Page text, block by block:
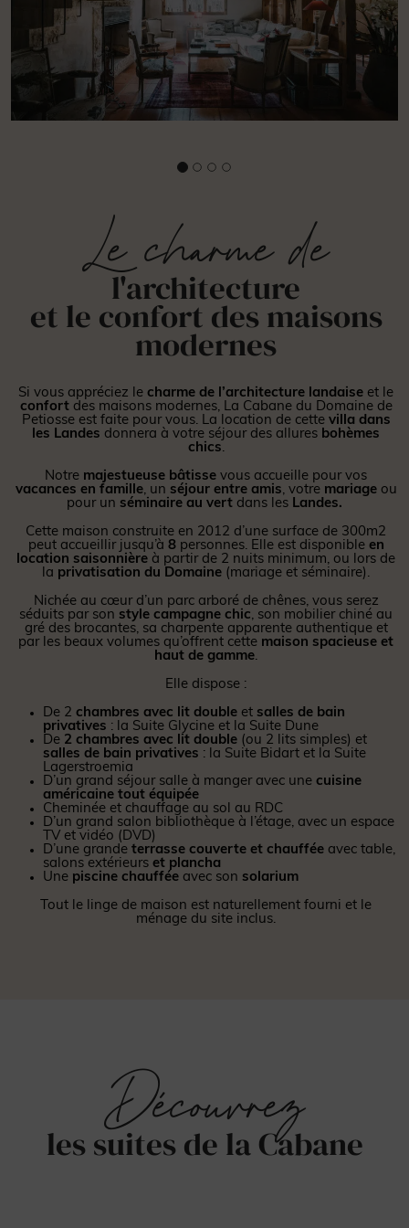
Le charme de
l'architecture
et le confort des maisons
modernes
Si vous appréciez le charme de l’architecture landaise et le
confortdes maisons modernes, La Cabane du Domaine de
Petiosse est faite pour vous. La location de cette villa dans
les Landes donnera à votre séjour des allures bohèmes
chics.
Notre majestueuse bâtisse vous accueille pour vos
vacances en famille, un séjour entre amis, votre mariageou
pour un séminaire au vertdans les Landes.
Cette maison construite en 2012 d’une surface de 300m2
peut accueillir jusqu’à 8personnes. Elle est disponibleen
location saisonnière à partir de 2 nuits minimum, ou lors de
la privatisation du Domaine (mariage et séminaire).
Nichée au cœur d’un parc arboré de chênes, vous serez
séduits par son style campagne chic, son mobilier chiné au
gré des brocantes, sa charpente apparente authentique et
par les beaux volumes qu’offrent cette maison spacieuse et
haut de gamme.
Elle dispose :
De 2 chambres avec lit double et salles de bain
privatives : la Suite Glycine et la Suite Dune
De 2 chambres avec lit double (ou 2 lits simples) et
salles de bain privatives : la Suite Bidart et la Suite
Lagerstroemia
D’un grand séjour salle à manger avec une cuisine
américaine tout équipée
Cheminée et chauffage au sol au RDC
D’un grand salon bibliothèque à l’étage, avec un espace
TV et vidéo (DVD)
D’une grande terrasse couverte et chauffée avec table,
salons extérieurs et plancha
Une piscine chauffée avec son solarium
Tout le linge de maison est naturellement fourni et le
ménage du site inclus.
Découvrez
les suites de la Cabane